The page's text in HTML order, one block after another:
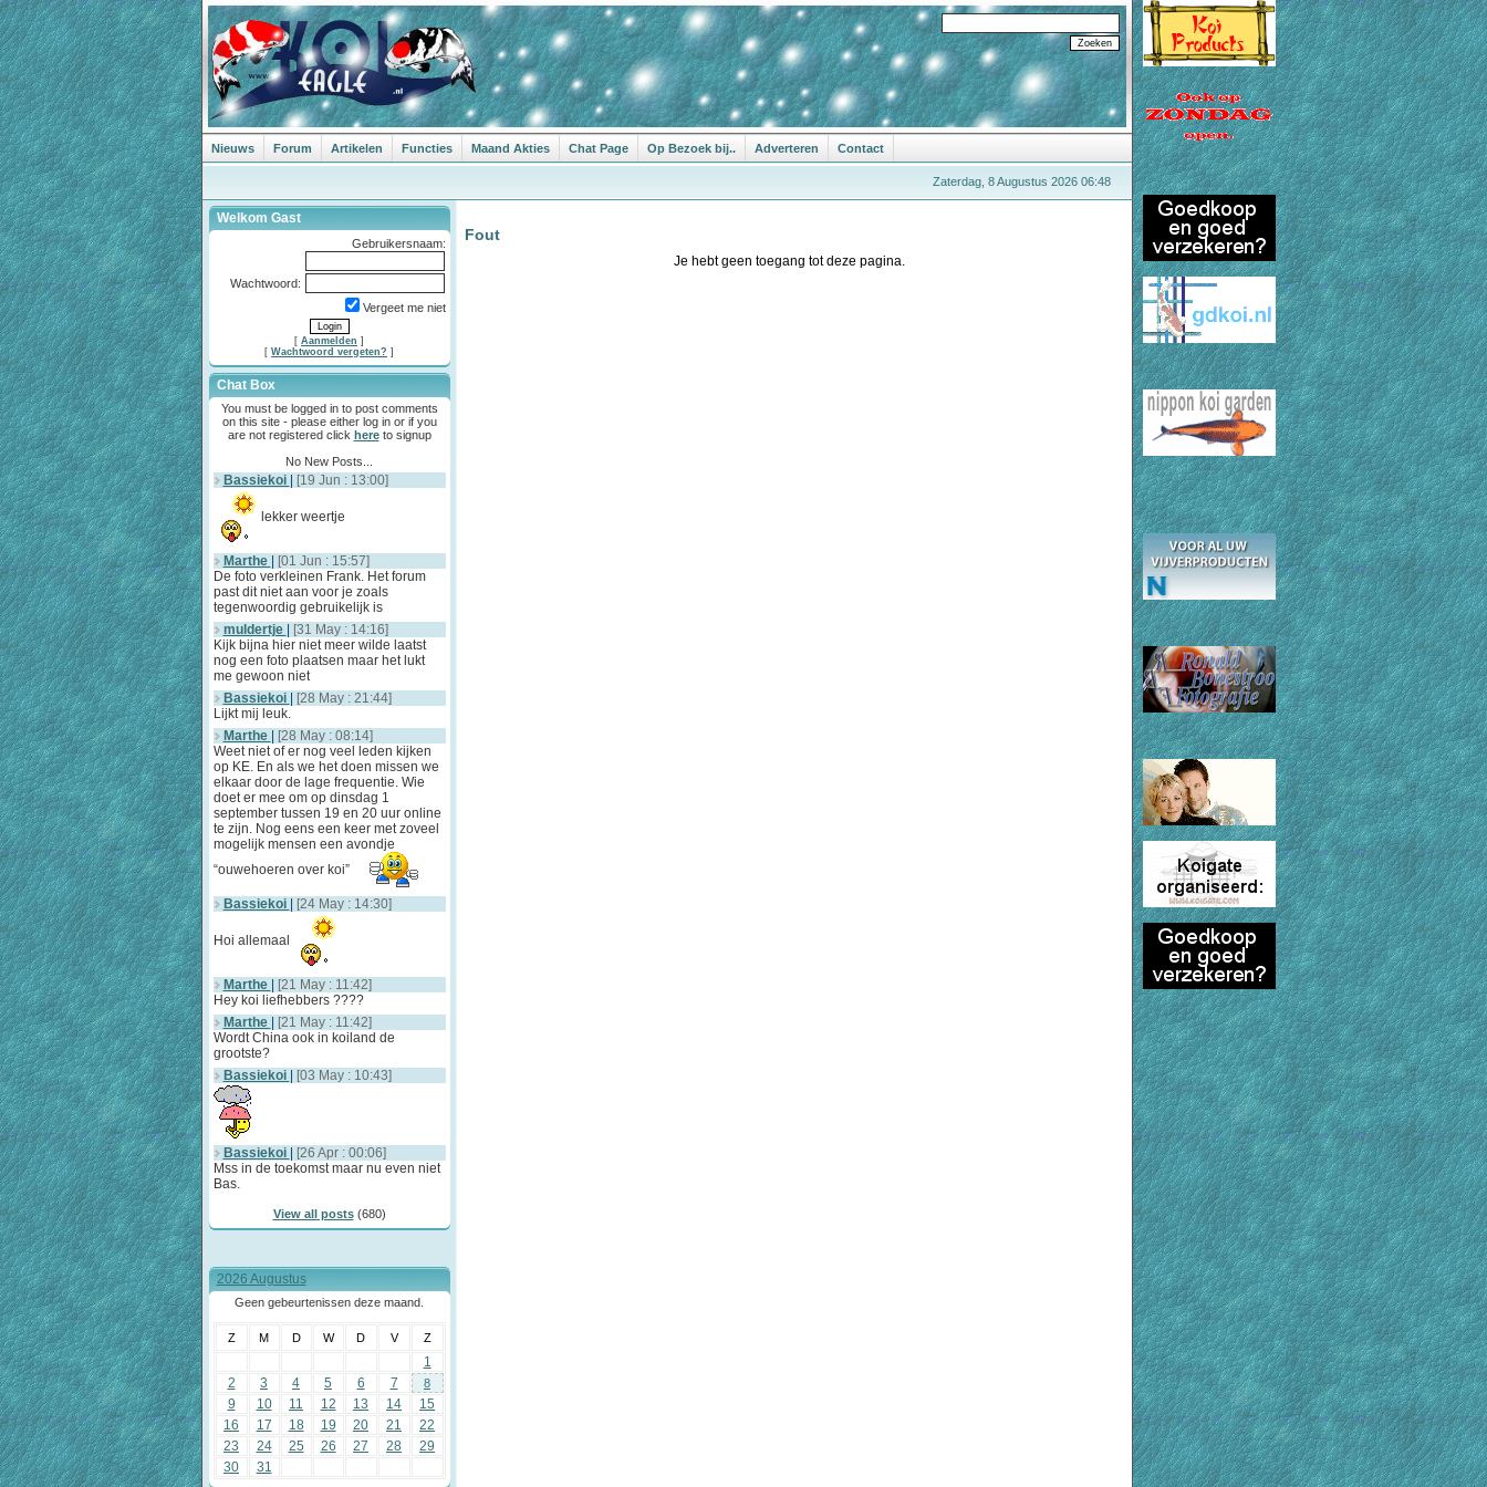
Nieuws Forum Artikelen Functies Maand Akties Chat Page Op Bezoek bij.. Adverteren Contact
Zaterdag, 8 Augustus 2026 06:48
Welkom Gast
Gebruikersnaam:
Wachtwoord:
Vergeet me niet
[ Aanmelden ]
[ Wachtwoord vergeten? ]
Chat Box
You must be logged in to post comments
on this site - please either log in or if you
are not registered click hereto signup
No New Posts...
Bassiekoi [19 Jun : 13:00]
lekker weertje
Marthe
[01 Jun : 15:57]
De foto verkleinen Frank. Het forum
past dit niet aan voor je zoals
tegenwoordig gebruikelijk is
muldertje
[31 May : 14:16]
Kijk bijna hier niet meer wilde laatst
nog een foto plaatsen maar het lukt
me gewoon niet
Bassiekoi
[28 May : 21:44]
Lijkt mij leuk.
Marthe
[28 May : 08:14]
Weet niet of er nog veel leden kijken
op KE. En als we het doen missen we
elkaar door de lage frequentie. Wie
doet er mee om op dinsdag 1
september tussen 19 en 20 uur online
te zijn. Nog eens een keer met zoveel
mogelijk mensen een avondje
“ouwehoeren over koi”
Bassiekoi [24 May : 14:30]
Hoi allemaal
Marthe
[21 May : 11:42]
Hey koi liefhebbers ????
Marthe
[21 May : 11:42]
Wordt China ook in koiland de
grootste?
Bassiekoi
[03 May : 10:43]
Bassiekoi
[26 Apr : 00:06]
Mss in de toekomst maar nu even niet
Bas.
View all posts(680)
2026 Augustus
Geen gebeurtenissen deze maand.
Z M D W D V Z
1
2
3 4 5 6 7 8
9 10 11 12 13 14
15
16
17 18 19 20 21
22
23
24 25 26 27 28
29
30
31
Fout
Je hebt geen toegang tot deze pagina.